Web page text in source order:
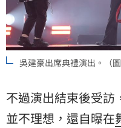
吳建豪出席典禮演出。（
不過演出結束後受訪
並不理想，還自曝在